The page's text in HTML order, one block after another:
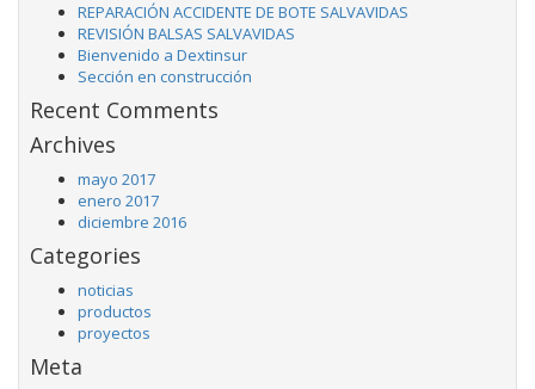
REPARACIÓN ACCIDENTE DE BOTE SALVAVIDAS
REVISIÓN BALSAS SALVAVIDAS
Bienvenido a Dextinsur
Sección en construcción
Recent Comments
Archives
mayo 2017
enero 2017
diciembre 2016
Categories
noticias
productos
proyectos
Meta